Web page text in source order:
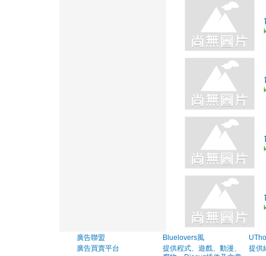
廣告聯盟
廣告買賣平台
Bluelovers風
提供程式、遊戲、動漫、
提供